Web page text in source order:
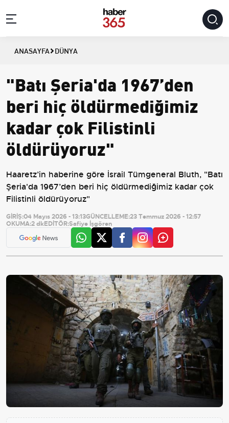
ANASAYFA DÜNYA
"Batı Şeria'da 1967’den
beri hiç öldürmediğimiz
kadar çok Filistinli
öldürüyoruz"
Haaretz’in haberine göre İsrail Tümgeneral Bluth, "Batı
Şeria'da 1967’den beri hiç öldürmediğimiz kadar çok
Filistinli öldürüyoruz"
GİRİŞ:04 Mayıs 2026 - 13:13GÜNCELLEME:23 Temmuz 2026 - 12:57
OKUMA:2 dkEDİTÖR:Safiye İşgören